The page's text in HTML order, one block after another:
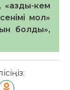
«азды-кем
мол»
болды»,